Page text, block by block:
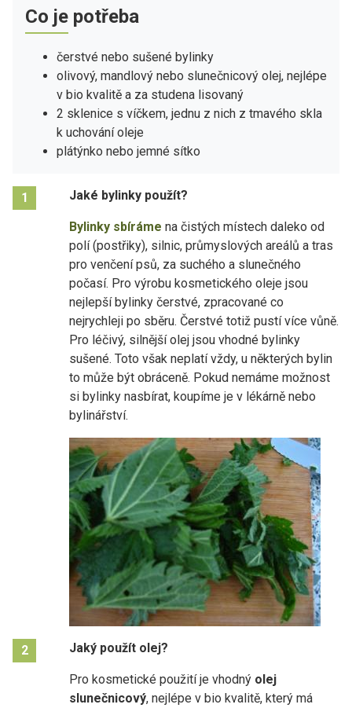
Co je potřeba
čerstvé nebo sušené bylinky
olivový, mandlový nebo slunečnicový olej, nejlépe
v bio kvalitě a za studena lisovaný
2 sklenice s víčkem, jednu z nich z tmavého skla
k uchování oleje
plátýnko nebo jemné sítko
1 Jaké bylinky použít?
Bylinky sbíráme na čistých místech daleko od
polí (postřiky), silnic, průmyslových areálů a tras
pro venčení psů, za suchého a slunečného
počasí. Pro výrobu kosmetického oleje jsou
nejlepší bylinky čerstvé, zpracované co
nejrychleji po sběru. Čerstvé totiž pustí více vůně.
Pro léčivý, silnější olej jsou vhodné bylinky
sušené. Toto však neplatí vždy, u některých bylin
to může být obráceně. Pokud nemáme možnost
si bylinky nasbírat, koupíme je v lékárně nebo
bylinářství.
2 Jaký použít olej?
Pro kosmetické použití je vhodný olej
slunečnicový, nejlépe v bio kvalitě, který má